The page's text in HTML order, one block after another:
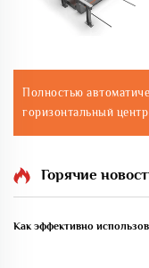
Полностью
горизонтальный
Горячие
Как эффективно